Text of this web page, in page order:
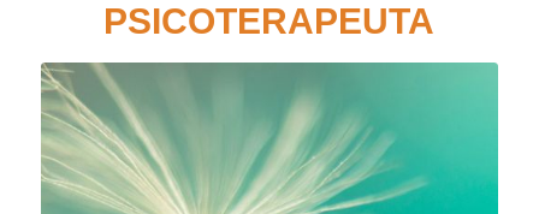
PSICOTERAPEUTA